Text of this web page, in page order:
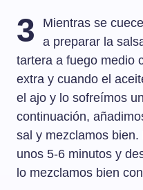
3
Mientras se
a preparar la
tartera a fuego medio
extra y cuando el
el ajo y lo sofreímos
continuación,
sal y mezclamos
unos 5-6 minutos y
lo mezclamos bien